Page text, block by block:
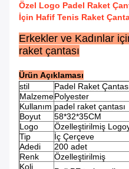
Özel Logo Padel Raket
İçin Hafif Tenis Raket
Erkekler ve Kadınlar
raket çantası
Ürün Açıklaması
stil
Padel Raket
MalzemePolyester
Kullanım padel raket çantası
Boyut
58*32*35CM
Logo
Özelleştirilmiş
Tip
İç Çerçeve
Adedi
200 adet
Renk
Özelleştirilmiş
Koli